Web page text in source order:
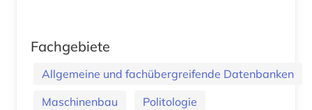
Fachgebiete
Allgemeine und fachübergreifende Datenbanken
Maschinenbau
Politologie